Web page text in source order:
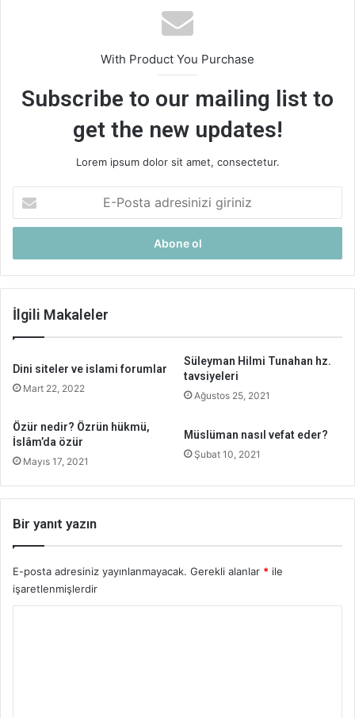
With Product You Purchase
Subscribe to our mailing list to
get the new updates!
Lorem ipsum dolor sit amet, consectetur.
Posta
adresinizi
İlgili Makaleler
Dini siteler ve islami forumlar
Mart 22, 2022
Süleyman Hilmi Tunahan hz.
tavsiyeleri
Ağustos 25, 2021
Özür nedir? Özrün hükmü,
İslâm’da özür
Mayıs 17, 2021
Müslüman nasıl vefat eder?
Şubat 10, 2021
Bir yanıt yazın
E-posta adresiniz yayınlanmayacak. Gerekli alanlar * ile
işaretlenmişlerdir